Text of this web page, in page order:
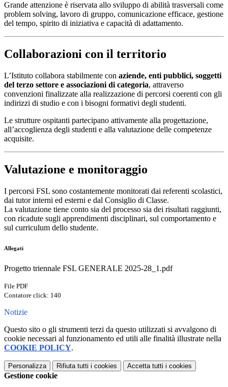
Grande attenzione è riservata allo sviluppo di abilità trasversali come
problem solving, lavoro di gruppo, comunicazione efficace, gestione
del tempo, spirito di iniziativa e capacità di adattamento.
Collaborazioni con il territorio
L’Istituto collabora stabilmente con aziende, enti pubblici, soggetti
del terzo settore e associazioni di categoria, attraverso
convenzioni finalizzate alla realizzazione di percorsi coerenti con gli
indirizzi di studio e con i bisogni formativi degli studenti.
Le strutture ospitanti partecipano attivamente alla progettazione,
all’accoglienza degli studenti e alla valutazione delle competenze
acquisite.
Valutazione e monitoraggio
I percorsi FSL sono costantemente monitorati dai referenti scolastici,
dai tutor interni ed esterni e dal Consiglio di Classe.
La valutazione tiene conto sia del processo sia dei risultati raggiunti,
con ricadute sugli apprendimenti disciplinari, sul comportamento e
sul curriculum dello studente.
Allegati
Progetto triennale FSL GENERALE 2025-28_1.pdf
File PDF
Contatore click: 140
Notizie
Questo sito o gli strumenti terzi da questo utilizzati si avvalgono di
cookie necessari al funzionamento ed utili alle finalità illustrate nella
COOKIE POLICY.
Personalizza Rifiuta tutti i cookies Accetta tutti i cookies
Gestione cookie